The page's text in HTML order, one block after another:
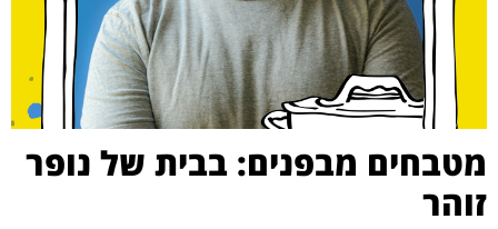
מטבחים מבפנים: בבית של נופר
זוהר